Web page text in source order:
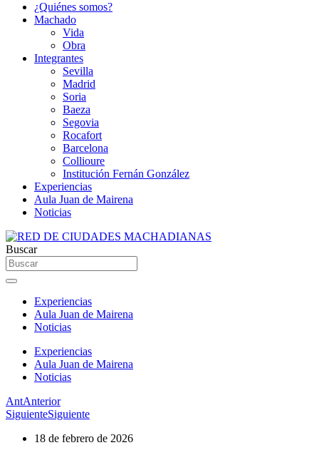
¿Quiénes somos?
Machado
Vida
Obra
Integrantes
Sevilla
Madrid
Soria
Baeza
Segovia
Rocafort
Barcelona
Collioure
Institución Fernán González
Experiencias
Aula Juan de Mairena
Noticias
Buscar
Experiencias
Aula Juan de Mairena
Noticias
Experiencias
Aula Juan de Mairena
Noticias
AntAnterior
SiguienteSiguiente
18 de febrero de 2026